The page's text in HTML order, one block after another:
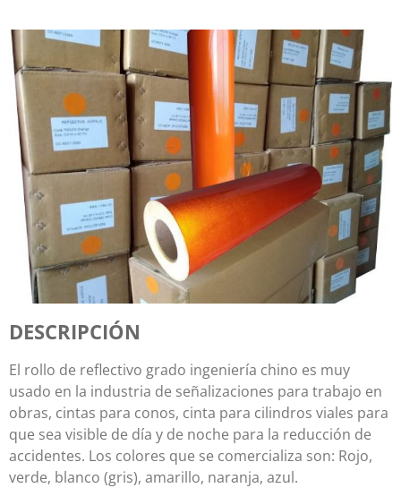
DESCRIPCIÓN
El rollo de reflectivo grado ingeniería chino es muy
usado en la industria de señalizaciones para trabajo en
obras, cintas para conos, cinta para cilindros viales para
que sea visible de día y de noche para la reducción de
accidentes. Los colores que se comercializa son: Rojo,
verde, blanco (gris), amarillo, naranja, azul.